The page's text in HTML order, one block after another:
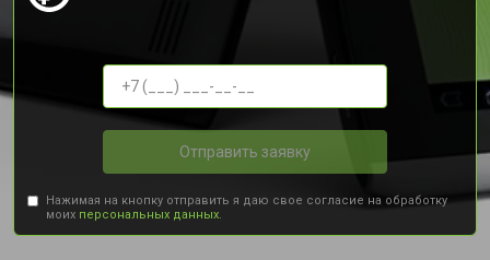
Отправить заявку
Нажимая на кнопку отправить я даю свое согласие на обработку
моих персональных данных.